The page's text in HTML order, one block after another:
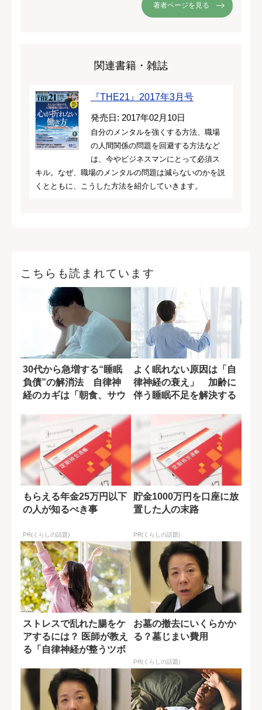
著者ページを見る
関連書籍・雑誌
『THE21』2017年3月号
発売日: 2017年02月10日
自分のメンタルを強くする方法、職場
の人間関係の問題を回避する方法など
は、今やビジネスマンにとって必須ス
キル。なぜ、職場のメンタルの問題は減らないのかを説
くとともに、こうした方法を紹介していきます。
こちらも読まれています
30代から急増する“睡眠
負債”の解消法 自律神
経のカギは「朝食、サウ
よく眠れない原因は「自
律神経の衰え」 加齢に
伴う睡眠不足を解決する
もらえる年金25万円以下
の人が知るべき事
PR(くらしの話題)
貯金1000万円を口座に放
置した人の末路
PR(くらしの話題)
ストレスで乱れた腸をケ
アするには？ 医師が教え
る「自律神経が整うツボ
お墓の撤去にいくらかか
る？墓じまい費用
PR(くらしの話題)